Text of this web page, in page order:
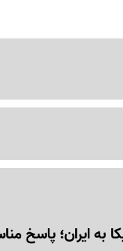
به ایران؛ پاسخ